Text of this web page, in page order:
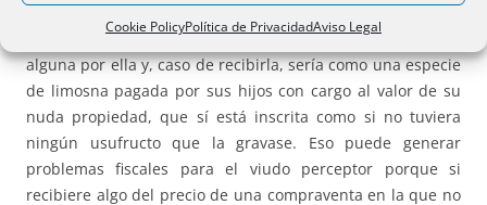
Cookie PolicyPolítica de PrivacidadAviso Legal
nada en la negociación de la venta ni recibir compensación
alguna por ella y, caso de recibirla, sería como una especie
de limosna pagada por sus hijos con cargo al valor de su
nuda propiedad, que sí está inscrita como si no tuviera
ningún usufructo que la gravase. Eso puede generar
problemas fiscales para el viudo perceptor porque si
recibiere algo del precio de una compraventa en la que no